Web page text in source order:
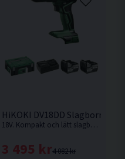
36V
HiKOKI DV18DD
18V. Kompakt och lätt slagborrmaskin från Hikoki.
4 082 kr
3 495 kr